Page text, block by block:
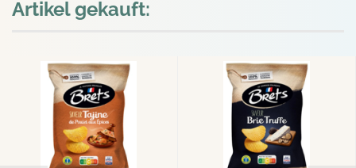
Artikel gekauft: